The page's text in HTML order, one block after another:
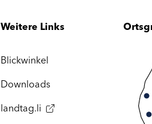
Weitere Links
Blickwinkel
Downloads
landtag.li